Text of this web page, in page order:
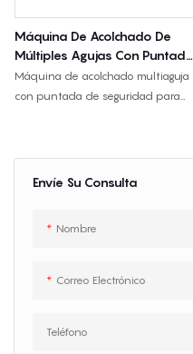
Envíe Su Consulta
Nombre
Correo Electrónico
Teléfono
Máquina De Acolchado De
Múltiples Agujas Con Puntada
De Seguridad (SAB-MQ02-
4YS)
Máquina de acolchado multiaguja
con puntada de seguridad para
textiles para el hogar, disponible
en anchos de trabajo de 66", 96" y